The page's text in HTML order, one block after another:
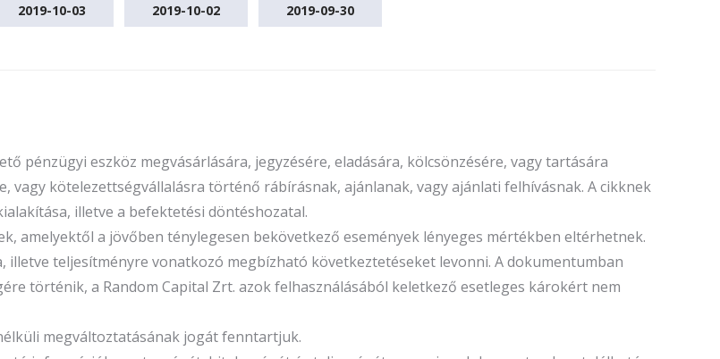
2019-10-03 2019-10-02 2019-09-30
pénzügyi eszköz megvásárlására, jegyzésére, eladására, kölcsönzésére, vagy tartására
vagy kötelezettségvállalásra történő rábírásnak, ajánlanak, vagy ajánlati felhívásnak. A cikknek
illetve a befektetési döntéshozatal.
amelyektől a jövőben ténylegesen bekövetkező események lényeges mértékben eltérhetnek.
teljesítményre vonatkozó megbízható következtetéseket levonni. A dokumentumban
történik, a Random Capital Zrt. azok felhasználásából keletkező esetleges károkért nem
megváltoztatásának jogát fenntartjuk.